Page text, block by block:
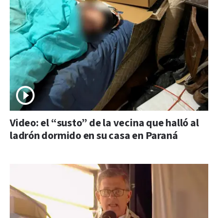
Video: el “susto” de la vecina que halló al
ladrón dormido en su casa en Paraná